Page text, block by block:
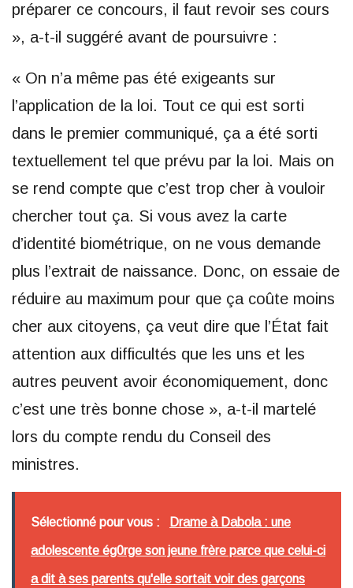
préparer ce concours, il faut revoir ses cours
», a-t-il suggéré avant de poursuivre :
« On n’a même pas été exigeants sur
l’application de la loi. Tout ce qui est sorti
dans le premier communiqué, ça a été sorti
textuellement tel que prévu par la loi. Mais on
se rend compte que c’est trop cher à vouloir
chercher tout ça. Si vous avez la carte
d’identité biométrique, on ne vous demande
plus l’extrait de naissance. Donc, on essaie de
réduire au maximum pour que ça coûte moins
cher aux citoyens, ça veut dire que l’État fait
attention aux difficultés que les uns et les
autres peuvent avoir économiquement, donc
c’est une très bonne chose », a-t-il martelé
lors du compte rendu du Conseil des
ministres.
Sélectionné pour vous : Drame à Dabola : une
adolescente ég0rge son jeune frère parce que celui-ci
a dit à ses parents qu'elle sortait voir des garçons